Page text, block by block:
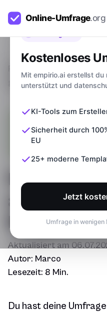
Kostenloses
Mit empirio.ai erstellst du
unterstützt und
KI-Tools zum
Sicherheit durch
EU
25+ moderne
Jetzt
Umfrage in
geht's inkl. Beispiele
auswerten:
Beispiele
Aktualisiert am
Autor: Marco
Lesezeit: 8 Min.
Du hast deine